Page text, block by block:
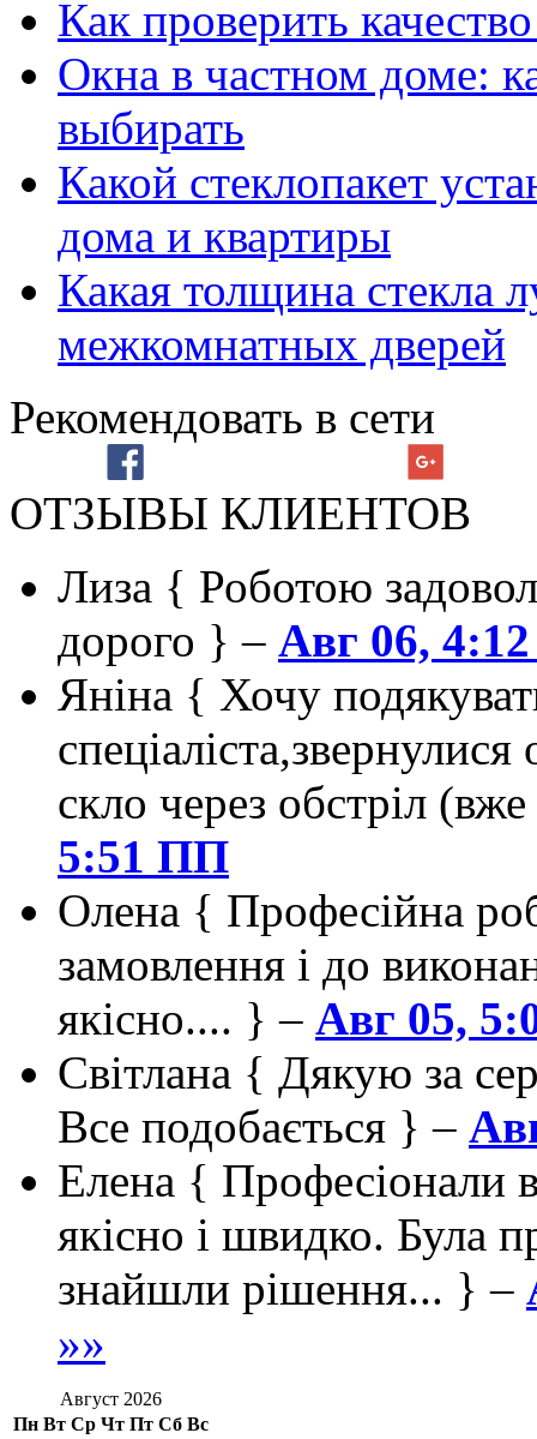
Как проверить
Окна в частном доме:
выбирать
Какой стеклопакет
дома и квартиры
Какая толщина стекла
межкомнатных дверей
Рекомендовать в сети
ОТЗЫВЫ КЛИЕНТОВ
Лиза { Роботою
дорого } – Авг 06,
Яніна { Хочу
скло через обстріл
5:51 ПП
Олена { Професійна
замовлення і до
якісно.... } – Авг 05,
Світлана { Дякую за
Все подобається } –
Елена { Професіонали
якісно і швидко. Була
знайшли рішення... } –
»»
Август 2026
Пн Вт Ср Чт Пт Сб Вс